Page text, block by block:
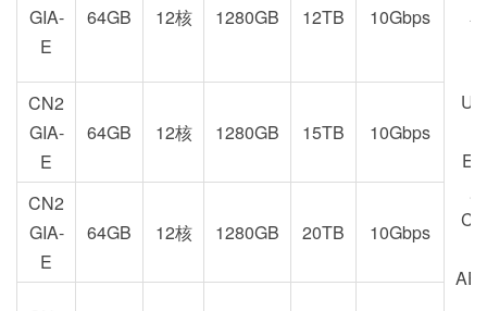
GIA-
E
64GB 12核 1280GB 12TB 10Gbps
CN2
GIA-
E
64GB 12核 1280GB 15TB 10Gbps
CN2
GIA-
E
64GB 12核 1280GB 20TB 10Gbps